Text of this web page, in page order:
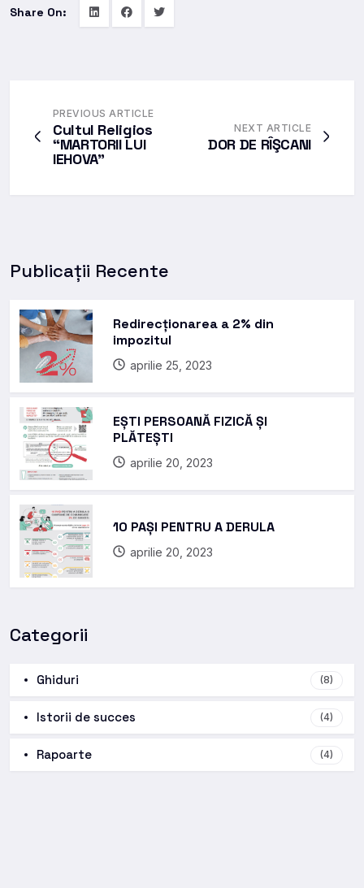
Share On:
PREVIOUS ARTICLE
Cultul Religios
“MARTORII LUI
IEHOVA”
NEXT ARTICLE
DOR DE RÎŞCANI
Publicații Recente
Redirecționarea a 2% din
impozitul
aprilie 25, 2023
EȘTI PERSOANĂ FIZICĂ ȘI
PLĂTEȘTI
aprilie 20, 2023
10 PAȘI PENTRU A DERULA
aprilie 20, 2023
Categorii
Ghiduri (8)
Istorii de succes (4)
Rapoarte (4)